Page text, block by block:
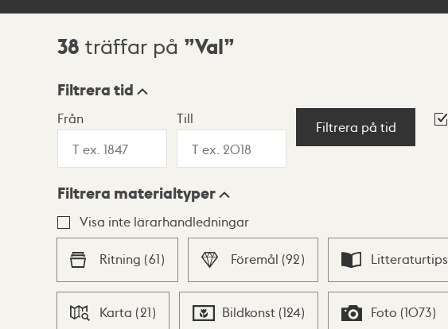
Sökresultat
38 träffar på Val
Visningsläge
Lista Karta
Filtrera tid
Från Till
Filtrera på tid
Filtrera materialtyper
Visa inte lärarhandledningar
Ritning (61) Föremål (92) Litteraturtips
Karta (21) Bildkonst (124) Foto (1073)